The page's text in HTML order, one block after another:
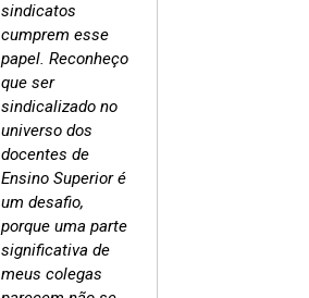
sindicatos
cumprem esse
papel. Reconheço
que ser
sindicalizado no
universo dos
docentes de
Ensino Superior é
um desafio,
porque uma parte
significativa de
meus colegas